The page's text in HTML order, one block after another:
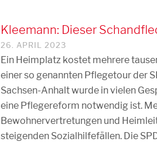
Kleemann: Dieser
26. APRIL 2023
Ein Heimplatz kostet mehrere
einer so genannten Pflegetour der
Sachsen-Anhalt wurde in vielen
eine Pflegereform notwendig ist.
Bewohnervertretungen und
steigenden Sozialhilfefällen. Die